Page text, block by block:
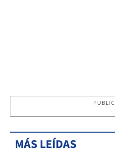
MÁS LEÍDAS